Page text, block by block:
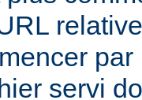
servi